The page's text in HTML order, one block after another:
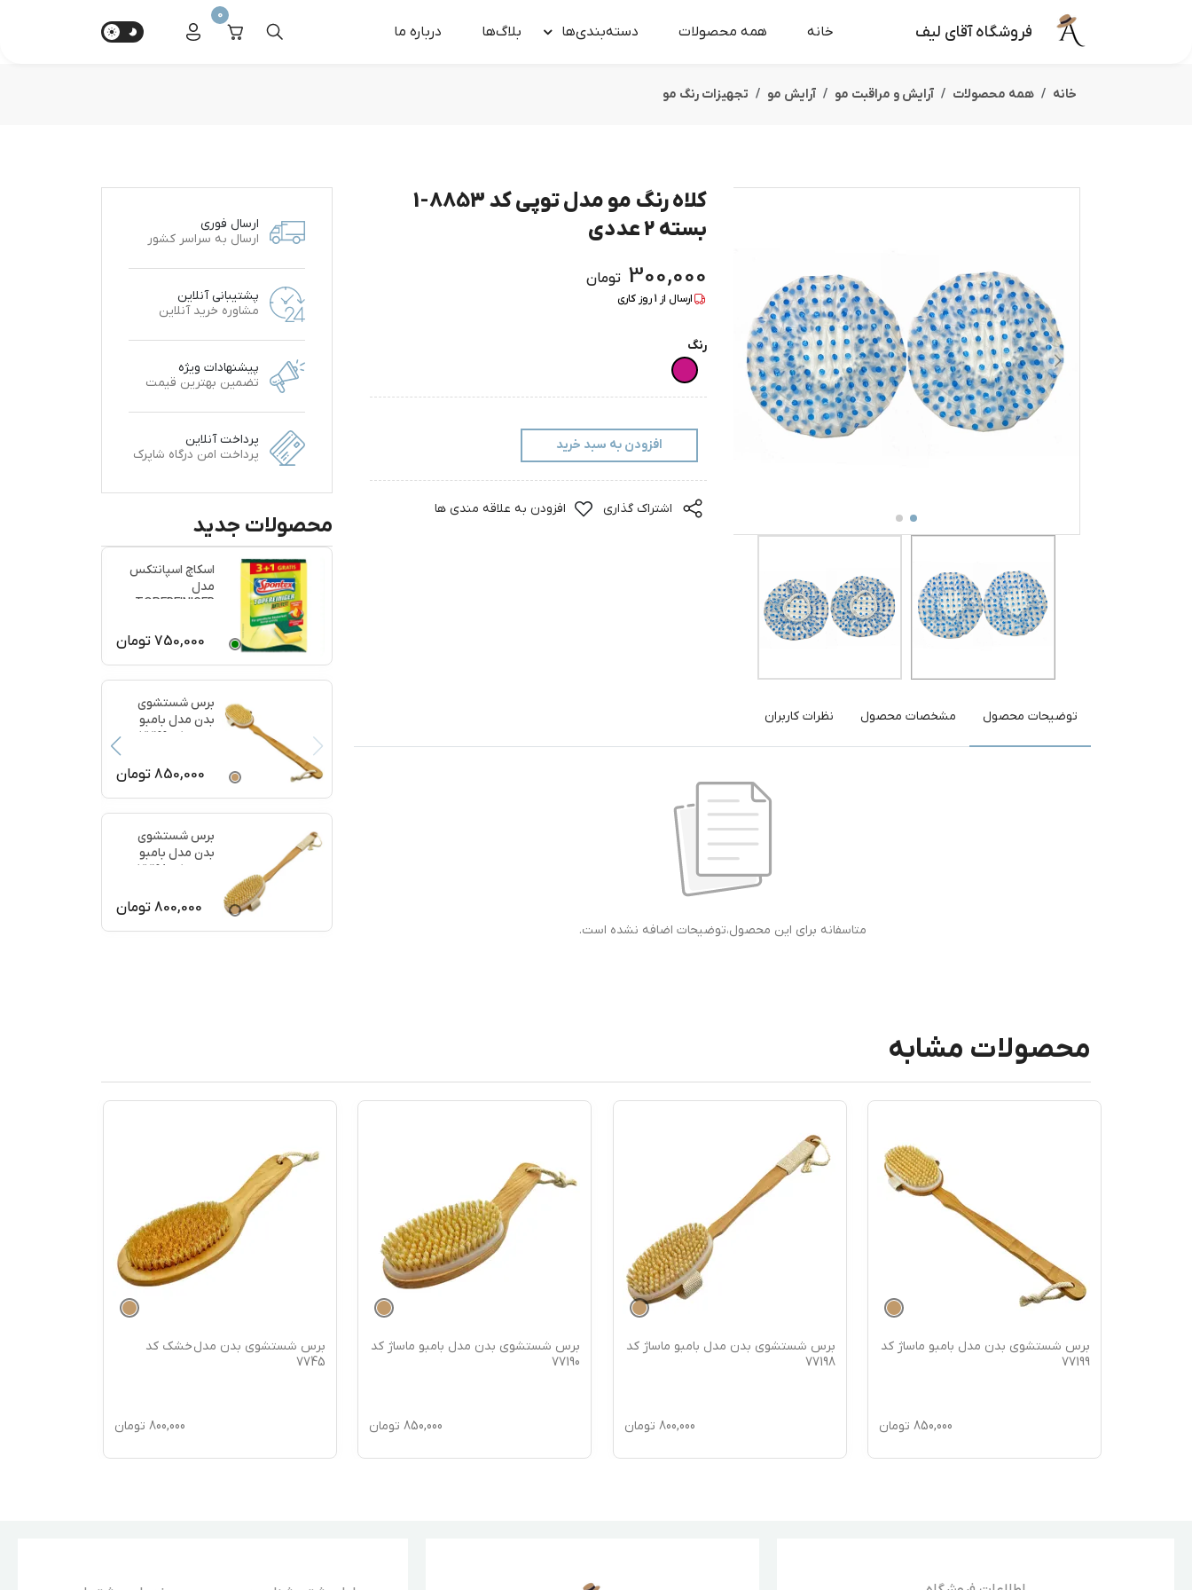
فروشگاه آقای لیف خانه همه محصولات دسته‌بندی‌ها بلاگ‌ها درباره‌ ما
0
خانه همه محصولات آرایش و مراقبت مو آرایش مو تجهیزات رنگ مو
کلاه رنگ مو مدل توپی کد 8853-1
بسته 2 عددی
300,000 تومان
ارسال از 1روز کاری
رنگ
افزودن به سبد خرید
اشتراک گذاری افزودن به علاقه مندی ها
توضیحات محصول مشخصات محصول نظرات کاربران
متاسفانه برای این محصول،توضیحات اضافه نشده است.
ارسال فوری
ارسال به سراسر کشور
پشتیبانی آنلاین
مشاوره خرید آنلاین
پیشنهادات ویژه
تضمین بهترین قیمت
پرداخت آنلاین
پرداخت امن درگاه شاپرک
محصولات جدید
اسکاچ اسپانتکس
مدل
TOPFREINIGER
750,000 تومان
برس شستشوی
بدن مدل بامبو
ماساژ کد 77199
850,000 تومان
برس شستشوی
بدن مدل بامبو
ماساژ کد 77198
800,000 تومان
محصولات مشابه
برس شستشوی بدن مدل بامبو ماساژ کد
77199
850,000 تومان
برس شستشوی بدن مدل بامبو ماساژ کد
77198
800,000 تومان
برس شستشوی بدن مدل بامبو ماساژ کد
77190
850,000 تومان
برس شستشوی بدن مدل خشک کد
7745
800,000 تومان